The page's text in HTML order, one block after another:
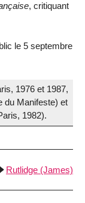
, critiquant
le 5 septembre
1976 et 1987,
du Manifeste) et
1982).
Rutlidge (James)